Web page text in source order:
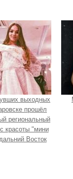
выходных
прошёл
региональный
красоты "мини
Восток